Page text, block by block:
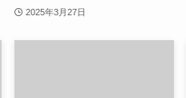
2025年3月27日